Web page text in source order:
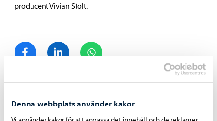
Denna webbplats använder kakor
producent Vivian Stolt.
Dela på FacebookDela på LinkedIn
Liknande nyheter